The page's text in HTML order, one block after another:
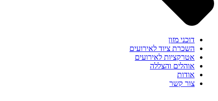
דוכני מזון
השכרת ציוד לאירועים
אטרקציות לאירועים
אוהלים והצללה
אודות
צור קשר